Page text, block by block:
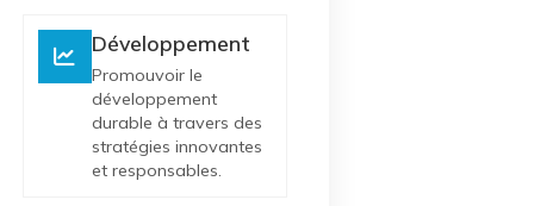
Développement
Promouvoir le
développement
durable à travers des
stratégies innovantes
et responsables.